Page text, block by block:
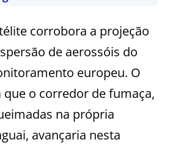
corrobora a projeção
de aerossóis do
europeu. O
o corredor de fumaça,
na própria
avançaria nesta